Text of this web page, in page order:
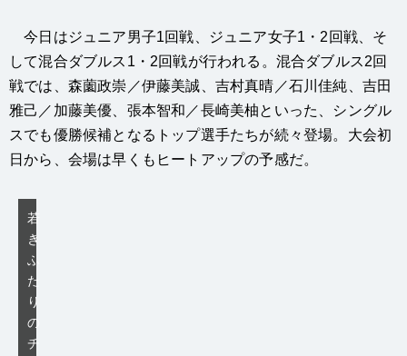
今日はジュニア男子1回戦、ジュニア女子1・2回戦、そ
して混合ダブルス1・2回戦が行われる。混合ダブルス2回
戦では、森薗政崇／伊藤美誠、吉村真晴／石川佳純、吉田
雅己／加藤美優、張本智和／長崎美柚といった、シングル
スでも優勝候補となるトップ選手たちが続々登場。大会初
日から、会場は早くもヒートアップの予感だ。
若
き
ふ
た
り
の
チ